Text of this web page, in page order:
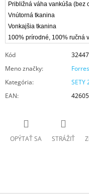
Približná váha vankúša (bez
Vnútorná tkanina
Vonkajšia tkanina
100% prírodné, 100% ručná
Kód
32447
Meno značky:
Kategória:
SETY
EAN:
OPÝTAŤ SA STRÁŽIŤ